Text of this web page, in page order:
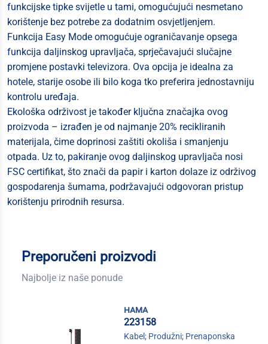
funkcijske tipke svijetle u tami, omogućujući nesmetano
korištenje bez potrebe za dodatnim osvjetljenjem.
Funkcija Easy Mode omogućuje ograničavanje opsega
funkcija daljinskog upravljača, sprječavajući slučajne
promjene postavki televizora. Ova opcija je idealna za
hotele, starije osobe ili bilo koga tko preferira jednostavniju
kontrolu uređaja.
Ekološka održivost je također ključna značajka ovog
proizvoda – izrađen je od najmanje 20% recikliranih
materijala, čime doprinosi zaštiti okoliša i smanjenju
otpada. Uz to, pakiranje ovog daljinskog upravljača nosi
FSC certifikat, što znači da papir i karton dolaze iz održivog
gospodarenja šumama, podržavajući odgovoran pristup
korištenju prirodnih resursa.
Preporučeni proizvodi
Najbolje iz naše ponude
hama
223158
Kabel; Produžni; Prenaponska